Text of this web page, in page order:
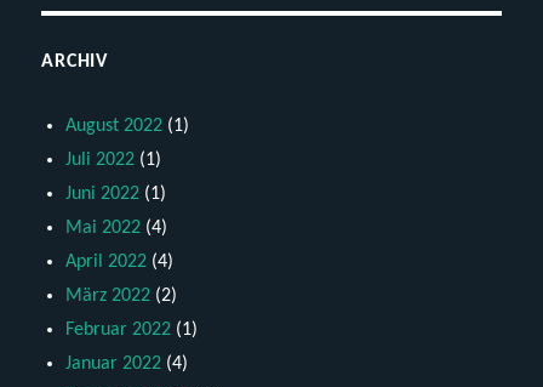
ARCHIV
August 2022 (1)
Juli 2022 (1)
Juni 2022 (1)
Mai 2022 (4)
April 2022 (4)
März 2022 (2)
Februar 2022 (1)
Januar 2022 (4)